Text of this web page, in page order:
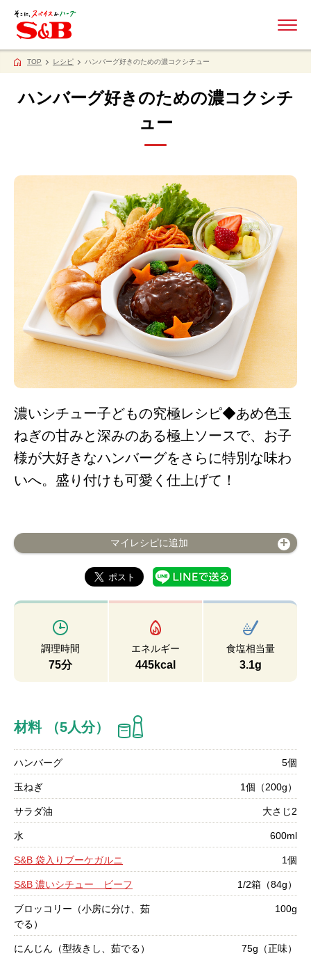
TOP レシピ ハンバーグ好きのための濃コクシチュー
ハンバーグ好きのための濃コクシチ
ュー
濃いシチュー子どもの究極レシピ◆あめ色玉
ねぎの甘みと深みのある極上ソースで、お子
様が大好きなハンバーグをさらに特別な味わ
いへ。盛り付けも可愛く仕上げて！
マイレシピに追加
調理時間
75分
エネルギー
445kcal
食塩相当量
3.1g
材料 （5人分）
ハンバーグ 5個
玉ねぎ 1個（200g）
サラダ油 大さじ2
水 600ml
S&B 袋入りブーケガルニ 1個
S&B 濃いシチュー ビーフ 1/2箱（84g）
ブロッコリー（小房に分け、茹
でる）
100g
にんじん（型抜きし、茹でる） 75g（正味）